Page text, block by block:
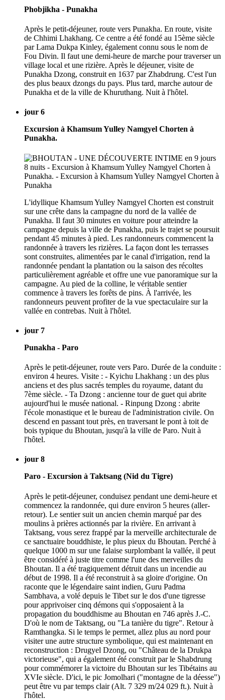
Phobjikha - Punakha
Après le petit-déjeuner, route vers Punakha. En route, visite
de Chhimi Lhakhang. Ce centre a été fondé au 15ème siècle
par Lama Dukpa Kinley, également connu sous le nom de
Fou Divin. Il faut une demi-heure de marche pour traverser un
village local et une rizière. Après le déjeuner, visite de
Punakha Dzong, construit en 1637 par Zhabdrung. C'est l'un
des plus beaux dzongs du pays. Plus tard, marche autour de
Punakha et de la ville de Khuruthang. Nuit à l'hôtel.
jour 6
Excursion à Khamsum Yulley Namgyel Chorten à
Punakha.
L'idyllique Khamsum Yulley Namgyel Chorten est construit
sur une crête dans la campagne du nord de la vallée de
Punakha. Il faut 30 minutes en voiture pour atteindre la
campagne depuis la ville de Punakha, puis le trajet se poursuit
pendant 45 minutes à pied. Les randonneurs commencent la
randonnée à travers les rizières. La façon dont les terrasses
sont construites, alimentées par le canal d'irrigation, rend la
randonnée pendant la plantation ou la saison des récoltes
particulièrement agréable et offre une vue panoramique sur la
campagne. Au pied de la colline, le véritable sentier
commence à travers les forêts de pins. À l'arrivée, les
randonneurs peuvent profiter de la vue spectaculaire sur la
vallée en contrebas. Nuit à l'hôtel.
jour 7
Punakha - Paro
Après le petit-déjeuner, route vers Paro. Durée de la conduite :
environ 4 heures. Visite : - Kyichu Lhakhang : un des plus
anciens et des plus sacrés temples du royaume, datant du
7ème siècle. - Ta Dzong : ancienne tour de guet qui abrite
aujourd'hui le musée national. - Rinpung Dzong : abrite
l'école monastique et le bureau de l'administration civile. On
descend en passant tout près, en traversant le pont à toit de
bois typique du Bhoutan, jusqu'à la ville de Paro. Nuit à
l'hôtel.
jour 8
Paro - Excursion à Taktsang (Nid du Tigre)
Après le petit-déjeuner, conduisez pendant une demi-heure et
commencez la randonnée, qui dure environ 5 heures (aller-
retour). Le sentier suit un ancien chemin marqué par des
moulins à prières actionnés par la rivière. En arrivant à
Taktsang, vous serez frappé par la merveille architecturale de
ce sanctuaire bouddhiste, le plus pieux du Bhoutan. Perché à
quelque 1000 m sur une falaise surplombant la vallée, il peut
être considéré à juste titre comme l'une des merveilles du
Bhoutan. Il a été tragiquement détruit dans un incendie au
début de 1998. Il a été reconstruit à sa gloire d'origine. On
raconte que le légendaire saint indien, Guru Padma
Sambhava, a volé depuis le Tibet sur le dos d'une tigresse
pour apprivoiser cinq démons qui s'opposaient à la
propagation du bouddhisme au Bhoutan en 746 après J.-C.
D'où le nom de Taktsang, ou "La tanière du tigre". Retour à
Ramthangka. Si le temps le permet, allez plus au nord pour
visiter une autre structure symbolique, qui est maintenant en
reconstruction : Drugyel Dzong, ou "Château de la Drukpa
victorieuse", qui a également été construit par le Shabdrung
pour commémorer la victoire du Bhoutan sur les Tibétains au
XVIe siècle. D'ici, le pic Jomolhari ("montagne de la déesse")
peut être vu par temps clair (Alt. 7 329 m/24 029 ft.). Nuit à
l'hôtel.